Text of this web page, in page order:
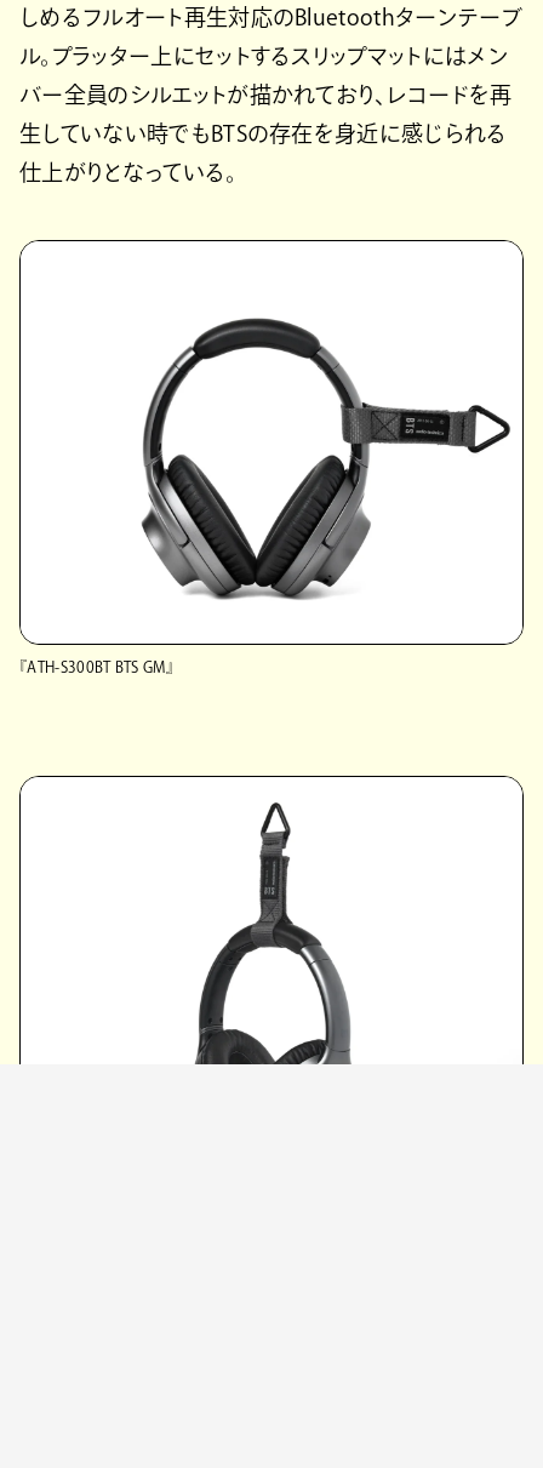
しめるフルオート再生対応のBluetoothターンテーブ
ル。プラッター上にセットするスリップマットにはメン
バー全員のシルエットが描かれており、レコードを再
生していない時でもBTSの存在を身近に感じられる
仕上がりとなっている。
『ATH-S300BT BTS GM』